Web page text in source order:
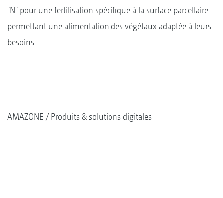
"N" pour une fertilisation spécifique à la surface parcellaire
permettant une alimentation des végétaux adaptée à leurs
besoins
AMAZONE Produits & solutions digitales